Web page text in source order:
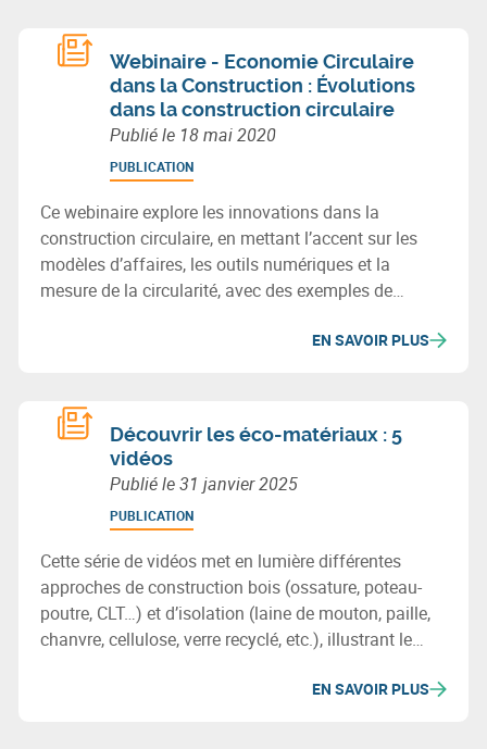
Webinaire - Economie Circulaire
dans la Construction : Évolutions
dans la construction circulaire
Publié le 18 mai 2020
PUBLICATION
Ce webinaire explore les innovations dans la
construction circulaire, en mettant l’accent sur les
modèles d’affaires, les outils numériques et la
mesure de la circularité, avec des exemples de
EN SAVOIR PLUS
Découvrir les éco-matériaux : 5
vidéos
Publié le31 janvier 2025
PUBLICATION
Cette série de vidéos met en lumière différentes
approches de construction bois (ossature, poteau-
poutre, CLT…) et d’isolation (laine de mouton, paille,
chanvre, cellulose, verre recyclé, etc.), illustrant le
EN SAVOIR PLUS